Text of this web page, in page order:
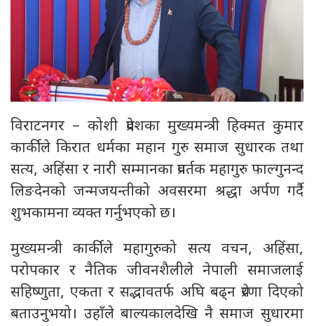
विराटनगर – कोशी प्रदेशका मुख्यमन्त्री हिक्मत कुमार
कार्कीले किरात धर्मका महान गुरु समाज सुधारक तथा
सत्य, अहिंसा र नारी सम्मानका प्रवर्तक महागुरु फाल्गुनन्द
लिङदेनको जन्मजयन्तीको अवसरमा श्रद्धा अर्पण गर्दै
शुभकामना व्यक्त गर्नुभएको छ।
मुख्यमन्त्री कार्कीले महागुरुको सत्य वचन, अहिंसा,
परोपकार र नैतिक जीवनशैलीले नेपाली समाजलाई
सहिष्णुता, एकता र सद्भावतर्फ अघि बढ्न प्रेरणा दिएको
बताउनुभयो। उहाँले बाल्यकालदेखि नै समाज सुधारमा